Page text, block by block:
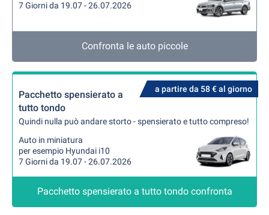
7 Giorni da 19.07 - 26.07.2026
Confronta le auto piccole
a partire da 58 € al giorno
Pacchetto spensierato a
tutto tondo
Quindi nulla può andare storto - spensierato e tutto compreso!
Auto in miniatura
per esempio Hyundai i10
7 Giorni da 19.07 - 26.07.2026
Pacchetto spensierato a tutto tondo confronta